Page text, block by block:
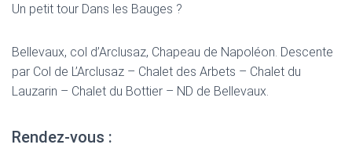
Un petit tour Dans les Bauges ?
Bellevaux, col d’Arclusaz, Chapeau de Napoléon. Descente
par Col de L’Arclusaz – Chalet des Arbets – Chalet du
Lauzarin – Chalet du Bottier – ND de Bellevaux.
Rendez-vous :